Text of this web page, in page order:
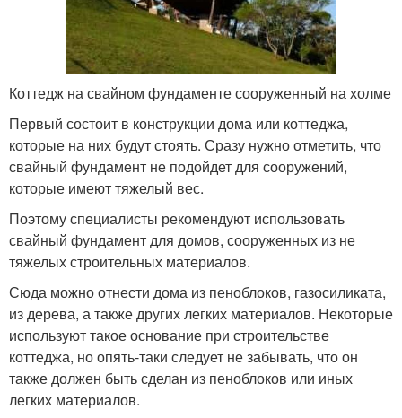
Коттедж на свайном фундаменте сооруженный на холме
Первый состоит в конструкции дома или коттеджа,
которые на них будут стоять. Сразу нужно отметить, что
свайный фундамент не подойдет для сооружений,
которые имеют тяжелый вес.
Поэтому специалисты рекомендуют использовать
свайный фундамент для домов, сооруженных из не
тяжелых строительных материалов.
Сюда можно отнести дома из пеноблоков, газосиликата,
из дерева, а также других легких материалов. Некоторые
используют такое основание при строительстве
коттеджа, но опять-таки следует не забывать, что он
также должен быть сделан из пеноблоков или иных
легких материалов.